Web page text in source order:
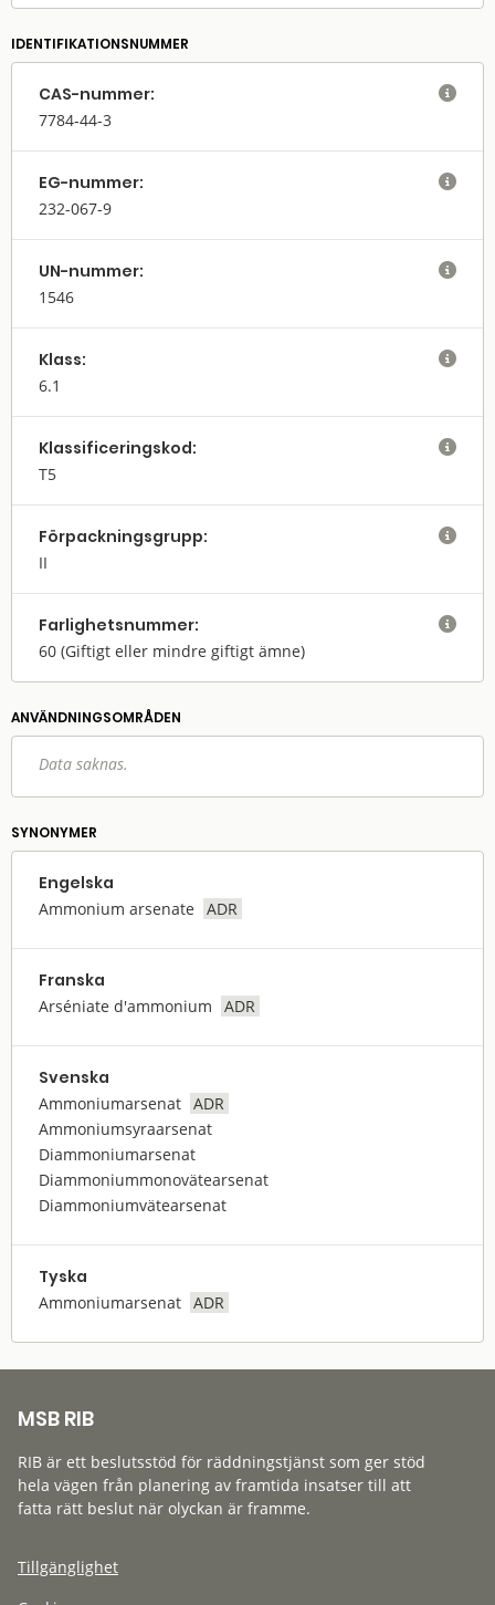
IDENTIFIKATIONSNUMMER
CAS-nummer:
7784-44-3

EG-nummer:
232-067-9

UN-nummer:
1546

Klass:
6.1

Klassifi­cerings­kod:
T5

Förpack­nings­grupp:
II

Farlighets­nummer:
60 (Giftigt eller mindre giftigt ämne)

ANVÄNDNINGS­OMRÅDEN
Data saknas.
SYNONYMER
Engelska
Ammonium arsenate ADR
Franska
Arséniate d'ammonium ADR
Svenska
Ammoniumarsenat ADR
Ammoniumsyraarsenat
Diammoniumarsenat
Diammoniummonovätearsenat
Diammoniumvätearsenat
Tyska
Ammoniumarsenat ADR
MSB RIB
RIB är ett beslutsstöd för räddningstjänst som ger stöd
hela vägen från planering av framtida insatser till att
fatta rätt beslut när olyckan är framme.
Tillgänglighet